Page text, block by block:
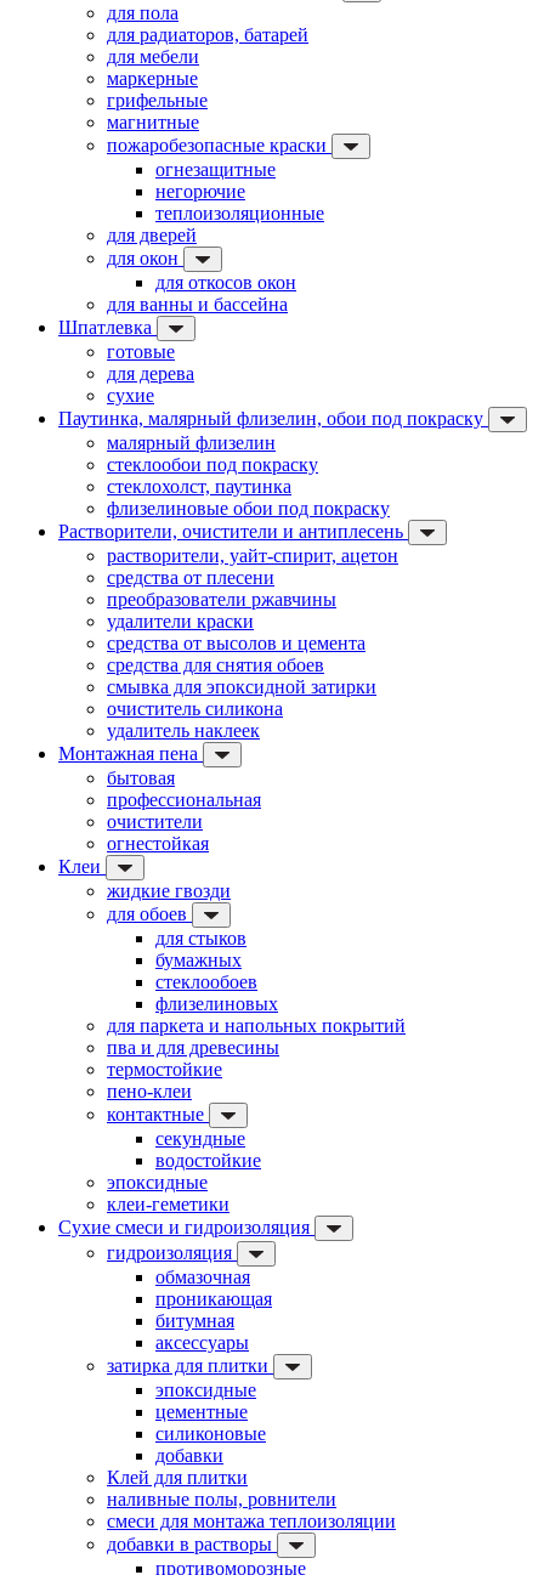
для пола
для радиаторов, батарей
для мебели
маркерные
грифельные
магнитные
пожаробезопасные краски
огнезащитные
негорючие
теплоизоляционные
для дверей
для окон
для откосов окон
для ванны и бассейна
Шпатлевка
готовые
для дерева
сухие
Паутинка, малярный флизелин, обои под покраску
малярный флизелин
стеклообои под покраску
стеклохолст, паутинка
флизелиновые обои под покраску
Растворители, очистители и антиплесень
растворители, уайт-спирит, ацетон
средства от плесени
преобразователи ржавчины
удалители краски
средства от высолов и цемента
средства для снятия обоев
смывка для эпоксидной затирки
очиститель силикона
удалитель наклеек
Монтажная пена
бытовая
профессиональная
очистители
огнестойкая
Клеи
жидкие гвозди
для обоев
для стыков
бумажных
стеклообоев
флизелиновых
для паркета и напольных покрытий
пва и для древесины
термостойкие
пено-клеи
контактные
секундные
водостойкие
эпоксидные
клеи-геметики
Сухие смеси и гидроизоляция
гидроизоляция
обмазочная
проникающая
битумная
аксессуары
затирка для плитки
эпоксидные
цементные
силиконовые
добавки
Клей для плитки
наливные полы, ровнители
смеси для монтажа теплоизоляции
добавки в растворы
противоморозные